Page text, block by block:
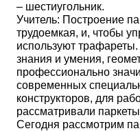
– шестиугольник.
Учитель: Построение
трудоемкая, и, чтобы
используют
знания и умения,
профессионально
современных
конструкторов, для
рассматривали
Сегодня рассмотрим